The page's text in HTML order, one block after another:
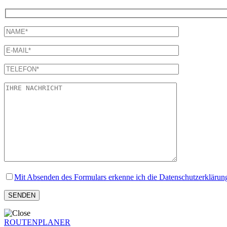
Mit Absenden des Formulars erkenne ich die
ROUTENPLANER